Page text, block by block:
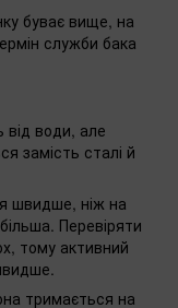
буває вище, на
служби бака
води, але
замість сталі й
швидше, ніж на
Перевіряти
тому активний
тримається на